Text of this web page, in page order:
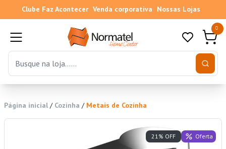
Clube Faz Acontecer Venda corporativa Nossas Lojas
0
Página inicial / Cozinha / Metais de Cozinha
21% OFF Oferta